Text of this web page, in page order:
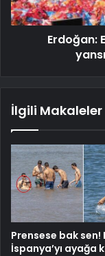
Erdoğan:
İlgili Makaleler
Prensese bak
İspanya’yı ayağa